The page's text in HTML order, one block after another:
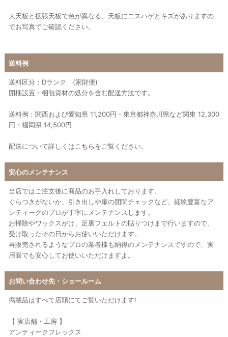
大天板と拡張天板で色が異なる、天板にニスハゲとキズがありますの
でお写真でご確認ください。
送料例
送料区分：Dランク (家財便)
開梱設置・梱包資材の処分を含む配送方法です。
送料例：関西および愛知県 11,200円・東京都神奈川県など関東 12,300
円・福岡県 14,500円
配送について詳しくは こちらをご覧ください。
安心のメンテナンス
当店ではご注文後に商品のお手入れしております。
ぐらつきがないか、引き出しや扉の開閉チェックなど、経験豊富なア
ンティークのプロが丁寧にメンテナンスします。
お掃除やワックスがけ、足裏フェルトの貼りつけまで行いますので、
受け取ったその日からお使いいただけます。
再販売されるようなプロの業者様も納得のメンテナンスですので、実
用面でも安心してお使いいただけますよ。
お問い合わせ先・ショールーム
掲載品はすべて店頭にてご覧いただけます!
【 実店舗・工房 】
アンティークフレックス